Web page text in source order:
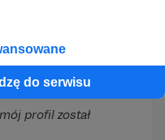
do serwisu
opisu
profil został